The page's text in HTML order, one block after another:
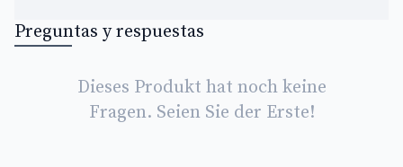
Preguntas y respuestas
Dieses Produkt hat noch keine
Fragen. Seien Sie der Erste!